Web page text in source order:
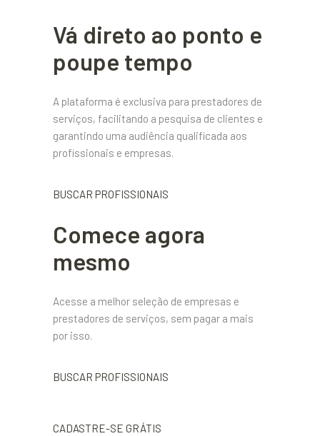
Vá direto ao ponto e
poupe tempo
A plataforma é exclusiva para prestadores de
serviços, facilitando a pesquisa de clientes e
garantindo uma audiência qualificada aos
profissionais e empresas.
BUSCAR PROFISSIONAIS
Comece agora
mesmo
Acesse a melhor seleção de empresas e
prestadores de serviços, sem pagar a mais
por isso.
BUSCAR PROFISSIONAIS
CADASTRE-SE GRÁTIS